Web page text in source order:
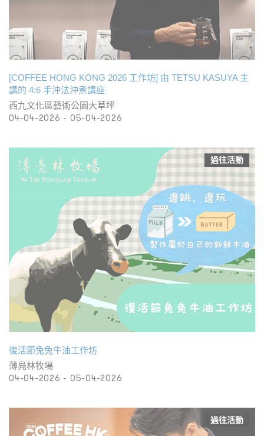
[COFFEE HONG KONG 2026 工作坊] 由 TETSU KASUYA 主
講的 4:6 手沖法沖煮講座
西九文化區藝術公園大草坪
04-04-2026 - 05-04-2026
過往活動
復活節兔兔牛油工作坊
薄鳧林牧場
04-04-2026 - 05-04-2026
過往活動